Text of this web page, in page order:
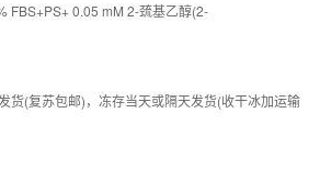
FBS+PS+ 0.05 mM 2-巯基乙醇(2-
货(复苏包邮)，冻存当天或隔天发货(收干冰加运输